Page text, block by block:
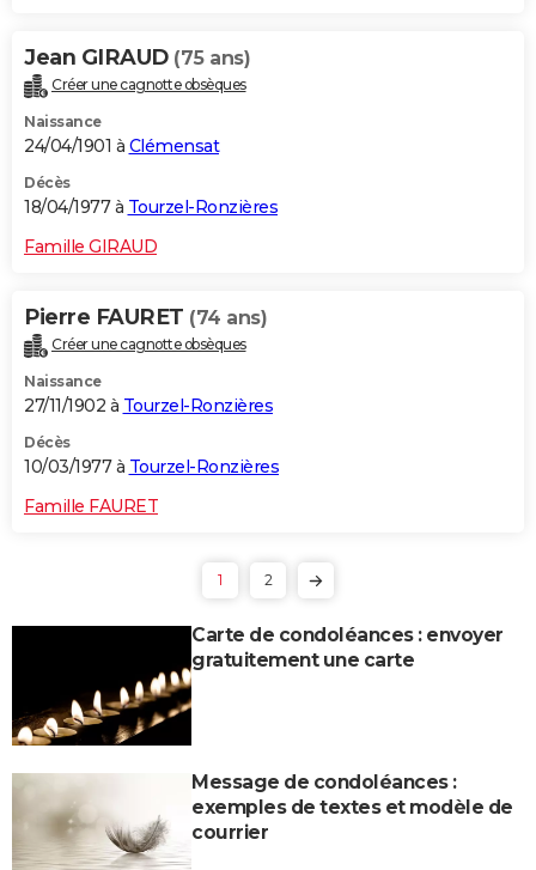
Jean GIRAUD (75 ans)
Créer une cagnotte obsèques
Naissance
24/04/1901 à Clémensat
Décès
18/04/1977 à Tourzel-Ronzières
Famille GIRAUD
Pierre FAURET (74 ans)
Créer une cagnotte obsèques
Naissance
27/11/1902 à Tourzel-Ronzières
Décès
10/03/1977 à Tourzel-Ronzières
Famille FAURET
1 2
Carte de condoléances : envoyer
gratuitement une carte
Message de condoléances :
exemples de textes et modèle de
courrier